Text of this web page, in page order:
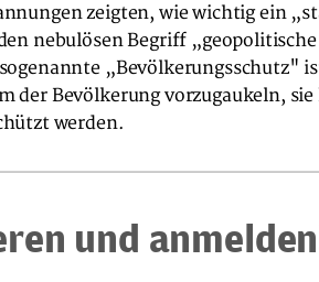
zeigten, wie wichtig ein
nebulösen Begriff
„Bevölkerungsschutz"
der Bevölkerung vorzugaukeln,
werden.
und